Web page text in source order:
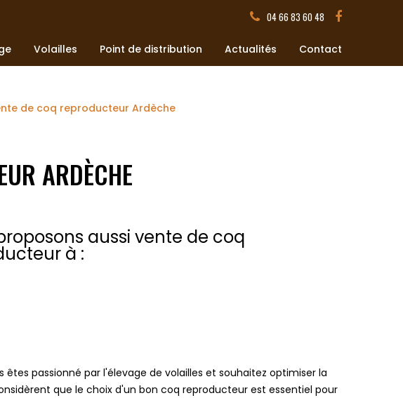
04 66 83 60 48
Volailles Point de distribution Actualités Contact
de coq reproducteur Ardèche
ARDÈCHE
aussi vente de coq
à :
êtes passionné par l'élevage de volailles et souhaitez optimiser la
que le choix d'un bon coq reproducteur est essentiel pour